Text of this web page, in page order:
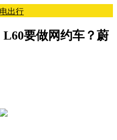
要做网约车？蔚